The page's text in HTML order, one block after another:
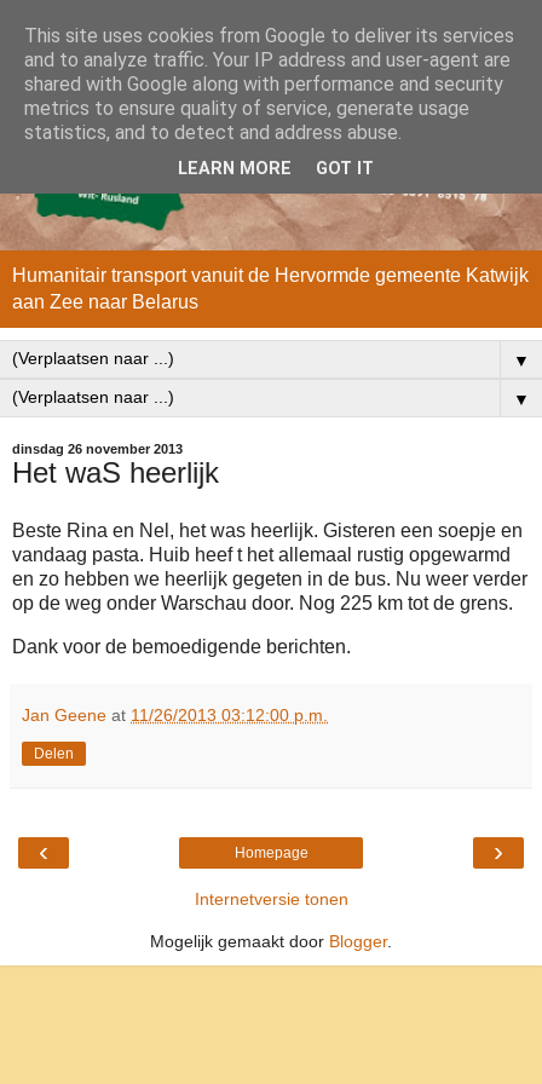
Humanitair transport vanuit de Hervormde gemeente Katwijk
aan Zee naar Belarus
▼
▼
dinsdag 26 november 2013
Het waS heerlijk
Beste Rina en Nel, het was heerlijk. Gisteren een soepje en
vandaag pasta. Huib heef t het allemaal rustig opgewarmd
en zo hebben we heerlijk gegeten in de bus. Nu weer verder
op de weg onder Warschau door. Nog 225 km tot de grens.
Dank voor de bemoedigende berichten.
Jan Geene at 11/26/2013 03:12:00 p.m.
Delen
‹ ›
Homepage
Internetversie tonen
Mogelijk gemaakt door Blogger.
This site uses cookies from Google to deliver its services
and to analyze traffic. Your IP address and user-agent are
shared with Google along with performance and security
metrics to ensure quality of service, generate usage
statistics, and to detect and address abuse.
LEARN MORE GOT IT